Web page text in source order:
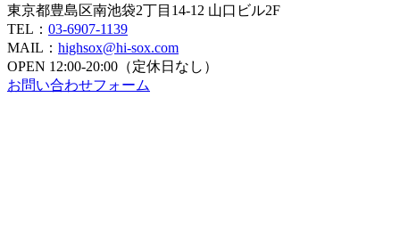
東京都豊島区南池袋2丁目14-12 山口ビル2F
TEL： 03-6907-1139
MAIL： highsox@hi-sox.com
OPEN 12:00-20:00（定休日なし）
お問い合わせフォーム